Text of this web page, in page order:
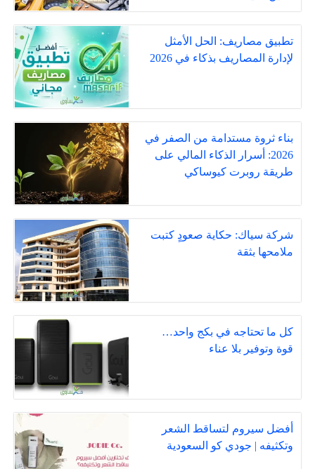
تطبيق مصاريف: الحل الأمثل
لإدارة المصاريف بذكاء في 2026
بناء ثروة مستدامة من الصفر في
2026: أسرار الذكاء المالي على
طريقة روبرت كيوساكي
شركة سياك: حكاية صعودٍ كتبت
ملامحها بثقة
كل ما تحتاجه في بكج واحد…
قوة وتوفير بلا عناء
أفضل سيروم لتساقط الشعر
وتكثيفه | جودي كو السعودية